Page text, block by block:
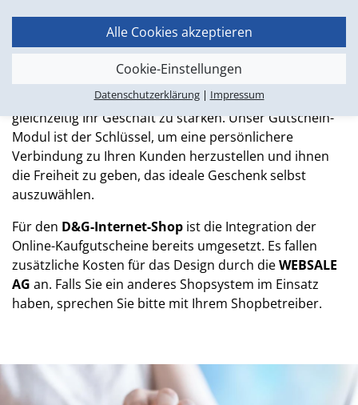
Alle Cookies akzeptieren
Cookie-Einstellungen
Datenschutzerklärung| Impressum
den Funktionen und Voraussetzungen des Moduls
erhalten.
Verpassen Sie nicht die Gelegenheit, das
Einkaufserlebnis Ihrer Kunden zu bereichern und
gleichzeitig Ihr Geschäft zu stärken. Unser Gutschein-
Modul ist der Schlüssel, um eine persönlichere
Verbindung zu Ihren Kunden herzustellen und ihnen
die Freiheit zu geben, das ideale Geschenk selbst
auszuwählen.
Für den D&G-Internet-Shop ist die Integration der
Online-Kaufgutscheine bereits umgesetzt. Es fallen
zusätzliche Kosten für das Design durch dieWEBSALE
AG an. Falls Sie ein anderes Shopsystem im Einsatz
haben, sprechen Sie bitte mit Ihrem Shopbetreiber.